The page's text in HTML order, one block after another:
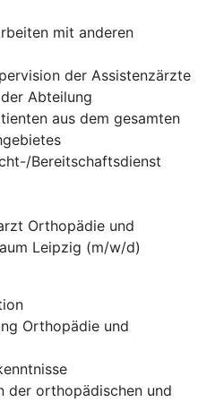
mit anderen
der Assistenzärzte
Abteilung
aus dem gesamten
Bereitschaftsdienst
Orthopädie und
Leipzig (m/w/d)
Orthopädie und
der orthopädischen und